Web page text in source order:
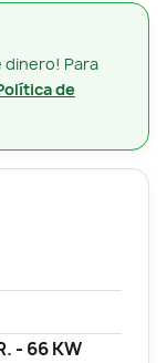
dinero! Para
de
- 66 KW